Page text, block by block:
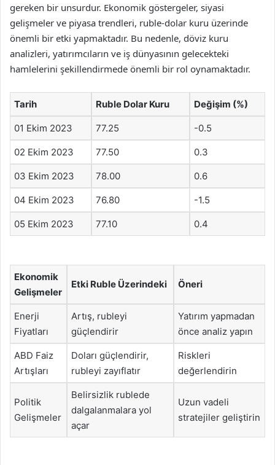
gereken bir unsurdur. Ekonomik göstergeler, siyasi
gelişmeler ve piyasa trendleri, ruble-dolar kuru üzerinde
önemli bir etki yapmaktadır. Bu nedenle, döviz kuru
analizleri, yatırımcıların ve iş dünyasının gelecekteki
hamlelerini şekillendirmede önemli bir rol oynamaktadır.
Tarih Ruble Dolar Kuru Değişim (%)
01 Ekim 2023 77.25 -0.5
02 Ekim 2023 77.50 0.3
03 Ekim 2023 78.00 0.6
04 Ekim 2023 76.80 -1.5
05 Ekim 2023 77.10 0.4
Ekonomik
Gelişmeler
Etki Ruble Üzerindeki Öneri
Enerji
Fiyatları
Artış, rubleyi
güçlendirir
Yatırım yapmadan
önce analiz yapın
ABD Faiz
Artışları
Doları güçlendirir,
rubleyi zayıflatır
Riskleri
değerlendirin
Politik
Gelişmeler
Belirsizlik rublede
dalgalanmalara yol
açar
Uzun vadeli
stratejiler geliştirin